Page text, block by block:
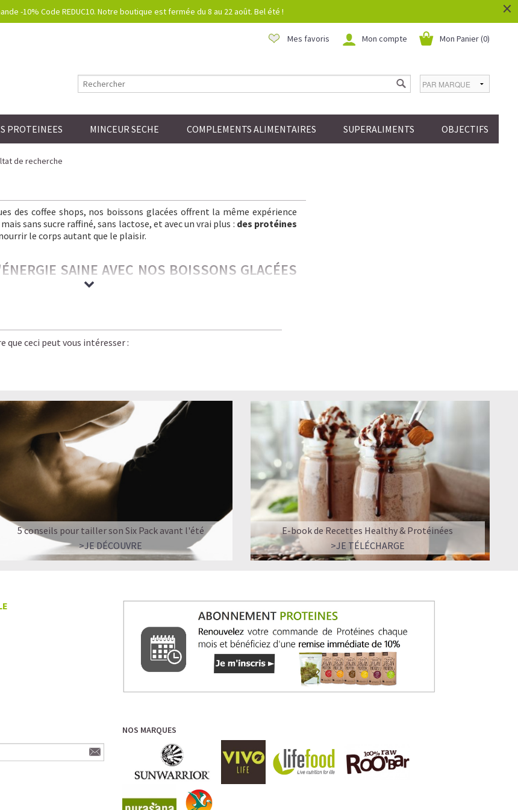
-10% Code REDUC10. Notre boutique est fermée du 8 au 22 août. Bel été ! ×
Mon Panier (0)
Mon compte
Mes favoris
PROTEINEES MINCEUR SECHE COMPLEMENTS ALIMENTAIRES SUPERALIMENTS OBJECTIFS
de recherche
des coffee shops, nos boissons glacées offrent la même expérience
sans sucre raffiné, sans lactose, et avec un vrai plus : des protéines
le corps autant que le plaisir.
SAINE AVEC NOS BOISSONS GLACÉES
gourmandes — nos boissons glacées ont tout pour plaire aux
être.
énergie stable et légèreté. C’est le plaisir caféiné réinventé — bon
SHOP, SANS LE SUCRE NI LES COMPROMIS
ceci peut vous intéresser :
5 conseils pour tailler son Six Pack avant l'été
>JE DÉCOUVRE
E-book de Recettes Healthy & Protéinées
>JE TÉLÉCHARGE
NOS MARQUES